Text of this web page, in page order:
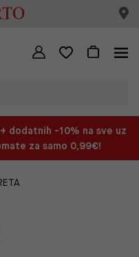
dodatnih -10% na sve uz
za samo 0,99€!